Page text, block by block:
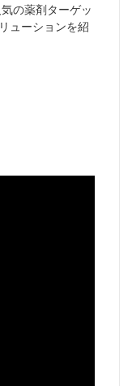
の薬剤ターゲッ
ューションを紹